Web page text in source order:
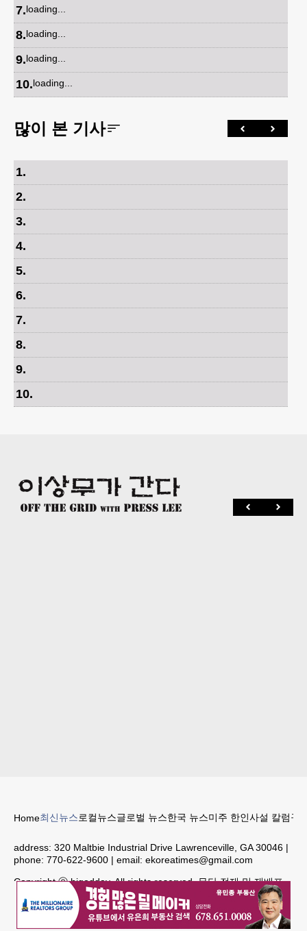
7.loading...
8.loading...
9.loading...
10.loading...
많이 본 기사
1.
2.
3.
4.
5.
6.
7.
8.
9.
10.
Home최신뉴스로컬뉴스글로벌 뉴스한국 뉴스미주 한인사설 칼럼구
address: 320 Maltbie Industrial Drive Lawrenceville, GA 30046 |
phone: 770-622-9600 | email: ekoreatimes@gmail.com
Copyright ⓒ higodday. All rights reserved. 무단 전재 및 재배포